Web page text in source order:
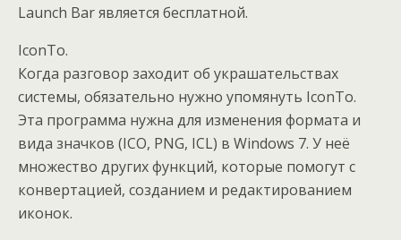
Launch Bar является бесплатной.
IconTo.
Когда разговор заходит об украшательствах
системы, обязательно нужно упомянуть IconTo.
Эта программа нужна для изменения формата и
вида значков (ICO, PNG, ICL) в Windows 7. У неё
множество других функций, которые помогут с
конвертацией, созданием и редактированием
иконок.